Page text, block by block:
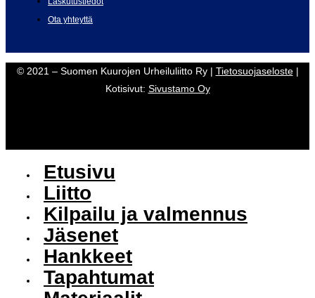
Ota yhteyttä
© 2021 – Suomen Kuurojen Urheiluliitto Ry | Tietosuojaseloste|
Kotisivut: Sivustamo Oy
Etusivu
Liitto
Kilpailu ja valmennus
Jäsenet
Hankkeet
Tapahtumat